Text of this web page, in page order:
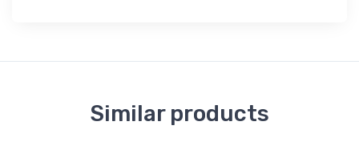
Similar products